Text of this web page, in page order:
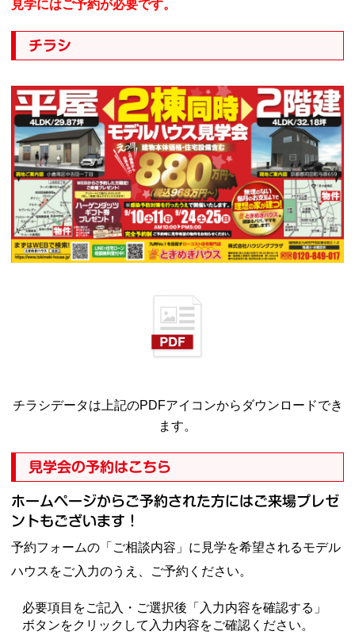
見学にはご予約が必要です。
チラシ
チラシデータは上記のPDFアイコンからダウンロードでき
ます。
見学会の予約はこちら
ホームページからご予約された方にはご来場プレゼ
ントもございます！
予約フォームの「ご相談内容」に見学を希望されるモデル
ハウスをご入力のうえ、ご予約ください。
必要項目をご記入・ご選択後「入力内容を確認する」
ボタンをクリックして入力内容をご確認ください。